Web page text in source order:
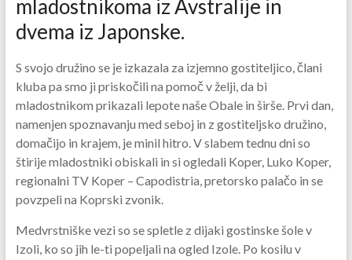
mladostnikoma iz Avstralije in
dvema iz Japonske.
S svojo družino se je izkazala za izjemno gostiteljico, člani
kluba pa smo ji priskočili na pomoč v želji, da bi
mladostnikom prikazali lepote naše Obale in širše. Prvi dan,
namenjen spoznavanju med seboj in z gostiteljsko družino,
domačijo in krajem, je minil hitro. V slabem tednu dni so
štirije mladostniki obiskali in si ogledali Koper, Luko Koper,
regionalni TV Koper – Capodistria, pretorsko palačo in se
povzpeli na Koprski zvonik.
Medvrstniške vezi so se spletle z dijaki gostinske šole v
Izoli, ko so jih le-ti popeljali na ogled Izole. Po kosilu v